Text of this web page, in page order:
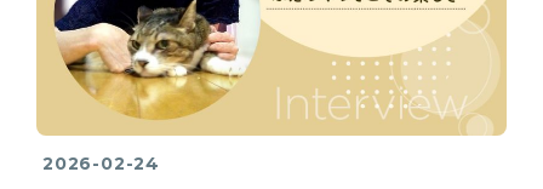
2026-02-24